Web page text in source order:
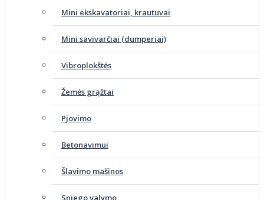
Mini ekskavatoriai, krautuvai
Mini savivarčiai (dumperiai)
Vibroplokštės
Žemės grąžtai
Pjovimo
Betonavimui
Šlavimo mašinos
Sniego valymo